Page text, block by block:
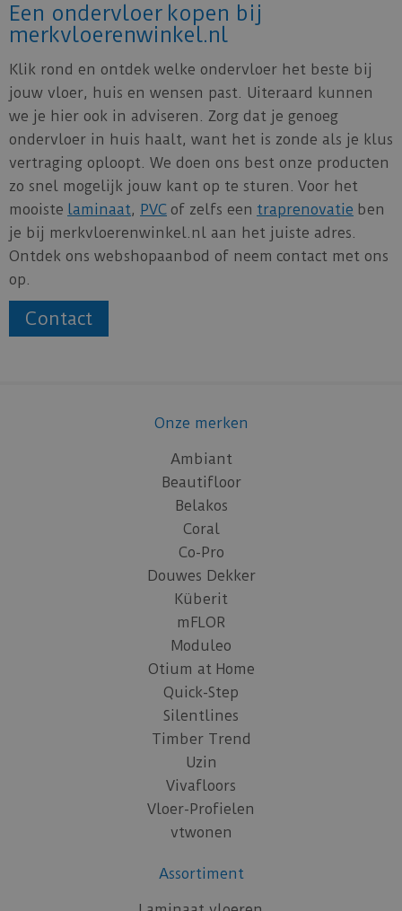
Een ondervloer kopen bij
merkvloerenwinkel.nl
Klik rond en ontdek welke ondervloer het beste bij
jouw vloer, huis en wensen past. Uiteraard kunnen
we je hier ook in adviseren. Zorg dat je genoeg
ondervloer in huis haalt, want het is zonde als je klus
vertraging oploopt. We doen ons best onze producten
zo snel mogelijk jouw kant op te sturen. Voor het
mooiste laminaat, PVC of zelfs een traprenovatie ben
je bij merkvloerenwinkel.nl aan het juiste adres.
Ontdek ons webshopaanbod of neem contact met ons
op.
Contact
Onze merken
Ambiant
Beautifloor
Belakos
Coral
Co-Pro
Douwes Dekker
Küberit
mFLOR
Moduleo
Otium at Home
Quick-Step
Silentlines
Timber Trend
Uzin
Vivafloors
Vloer-Profielen
vtwonen
Assortiment